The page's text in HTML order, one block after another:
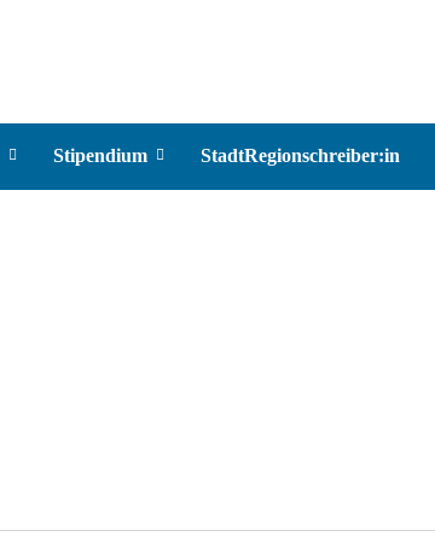
Stipendium StadtRegionschreiber:in